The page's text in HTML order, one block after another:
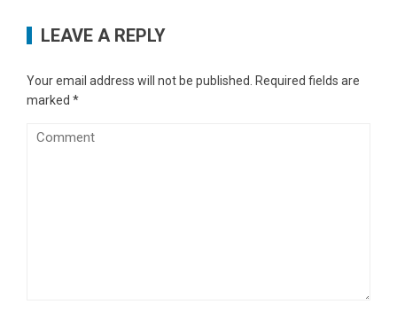
LEAVE A REPLY
Your email address will not be published.
Required fields are
marked *